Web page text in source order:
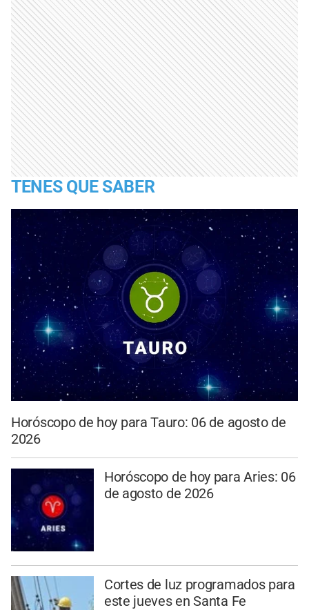
TENES QUE SABER
Horóscopo de hoy para Tauro: 06 de agosto de
2026
Horóscopo de hoy para Aries: 06
de agosto de 2026
Cortes de luz programados para
este jueves en Santa Fe